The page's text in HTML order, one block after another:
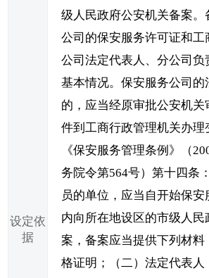
设定依
据
级人民政府公安机关备案。
公司的保安服务许可证和工
公司法定代表人、分公司负
基本情况。保安服务公司的
的，应当经原审批公安机关
件到工商行政管理机关办理
《保安服务管理条例》（
务院令第564号）第十四条
员的单位，应当自开始保安
内向所在地设区的市级人民
案，备案应当提供下列材料
格证明；（二）法定代表人